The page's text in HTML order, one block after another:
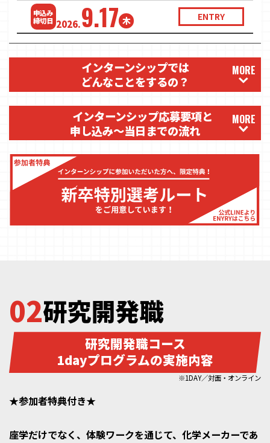
申込み
締切日 2026.9.17 木 ENTRY
インターンシップでは
どんなことをするの？
MORE
インターンシップ応募要項と
申し込み〜当日までの流れ
MORE
02研究開発職
研究開発職コース
1dayプログラムの実施内容
※1DAY／対面・オンライン
★参加者特典付き★
座学だけでなく、体験ワークを通じて、化学メーカーであ